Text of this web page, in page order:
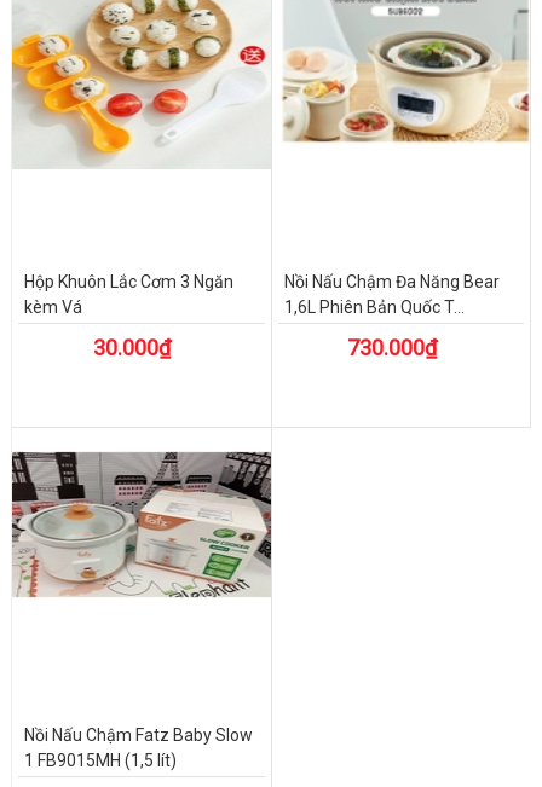
Hộp Khuôn Lắc Cơm 3 Ngăn
kèm Vá
30.000₫
Nồi Nấu Chậm Đa Năng Bear
1,6L Phiên Bản Quốc T...
730.000₫
Nồi Nấu Chậm Fatz Baby Slow
1 FB9015MH (1,5 lít)